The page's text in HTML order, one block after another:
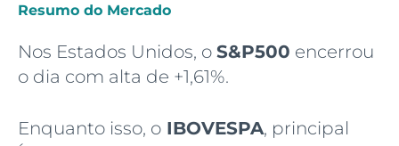
Resumo do Mercado
Nos Estados Unidos, o S&P500 encerrou
o dia com alta de +1,61%.
Enquanto isso, o IBOVESPA, principal